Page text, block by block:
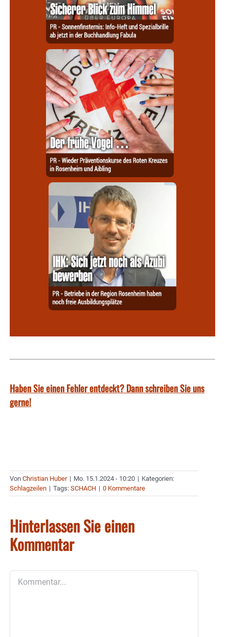
Haben Sie einen Fehler entdeckt? Dann schreiben Sie uns
gerne!
Von Christian Huber | Mo. 15.1.2024 - 10:20 | Kategorien:
Schlagzeilen | Tags: SCHACH | 0 Kommentare
Hinterlassen Sie einen
Kommentar